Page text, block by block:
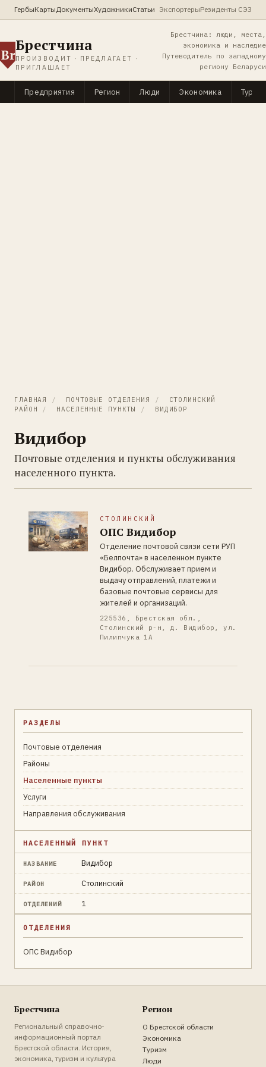
ГербыКартыДокументыХудожникиСтатьи ЭкспортерыРезиденты СЭЗ
Br
Брестчина
ПРОИЗВОДИТ · ПРЕДЛАГАЕТ ·
ПРИГЛАШАЕТ
Брестчина: люди, места,
экономика и наследие
Путеводитель по западному
региону Беларуси
Предприятия Регион Люди Экономика
ГЛАВНАЯ / ПОЧТОВЫЕ ОТДЕЛЕНИЯ /
СТОЛИНСКИЙ
РАЙОН
/ НАСЕЛЕННЫЕ ПУНКТЫ / ВИДИБОР
Видибор
Почтовые отделения и пункты обслуживания
населенного пункта.
СТОЛИНСКИЙ
ОПС Видибор
Отделение почтовой связи сети РУП
«Белпочта» в населенном пункте
Видибор. Обслуживает прием и
выдачу отправлений, платежи и
базовые почтовые сервисы для
жителей и организаций.
225536, Брестская обл.,
Столинский р-н, д. Видибор, ул.
Пилипчука 1А
РАЗДЕЛЫ
Почтовые отделения
Районы
Населенные пункты
Услуги
Направления обслуживания
НАСЕЛЕННЫЙ ПУНКТ
НАЗВАНИЕ Видибор
РАЙОН Столинский
ОТДЕЛЕНИЙ 1
ОТДЕЛЕНИЯ
ОПС Видибор
Брестчина
Региональный справочно-
информационный портал
Брестской области. История,
экономика, туризм и культура
Регион
О Брестской области
Экономика
Туризм
Люди